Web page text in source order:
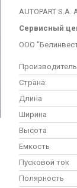
AUTOPART
Сервисный
ООО
Страна:
Длина
Ширина
Высота
Емкость
Пусковой ток
Полярность